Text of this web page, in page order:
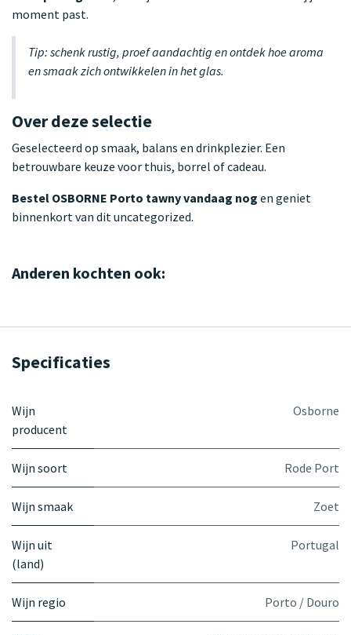
moment past.
Tip: schenk rustig, proef aandachtig en ontdek hoe aroma
en smaak zich ontwikkelen in het glas.
Over deze selectie
Geselecteerd op smaak, balans en drinkplezier. Een
betrouwbare keuze voor thuis, borrel of cadeau.
Bestel OSBORNE Porto tawny vandaag nog en geniet
binnenkort van dit uncategorized.
Anderen kochten ook:
Specificaties
Wijn
producent
Osborne
Wijn soort Rode Port
Wijn smaak Zoet
Wijn uit
(land)
Portugal
Wijn regio Porto / Douro